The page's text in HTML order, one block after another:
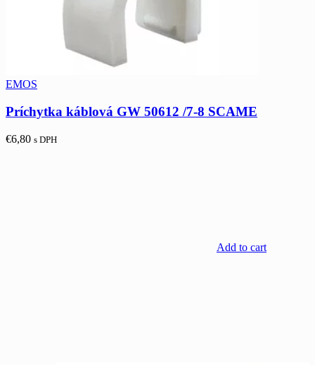
EMOS
Príchytka káblová GW 50612 /7-8 SCAME
€6,80 s DPH
Add to cart